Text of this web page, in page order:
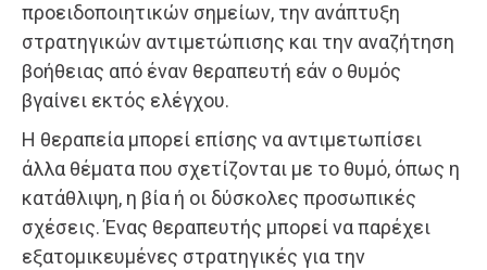
προειδοποιητικών σημείων, την ανάπτυξη
στρατηγικών αντιμετώπισης και την αναζήτηση
βοήθειας από έναν θεραπευτή εάν ο θυμός
βγαίνει εκτός ελέγχου.
Η θεραπεία μπορεί επίσης να αντιμετωπίσει
άλλα θέματα που σχετίζονται με το θυμό, όπως η
κατάθλιψη, η βία ή οι δύσκολες προσωπικές
σχέσεις. Ένας θεραπευτής μπορεί να παρέχει
εξατομικευμένες στρατηγικές για την